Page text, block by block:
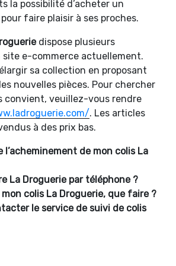
la possibilité d’acheter un
faire plaisir à ses proches.
dispose plusieurs
e-commerce actuellement.
sa collection en proposant
nouvelles pièces. Pour chercher
convient, veuillez-vous rendre
. Les articles
à des prix bas.
l’acheminement de mon colis La
La Droguerie par téléphone ?
mon colis La Droguerie, que faire ?
le service de suivi de colis